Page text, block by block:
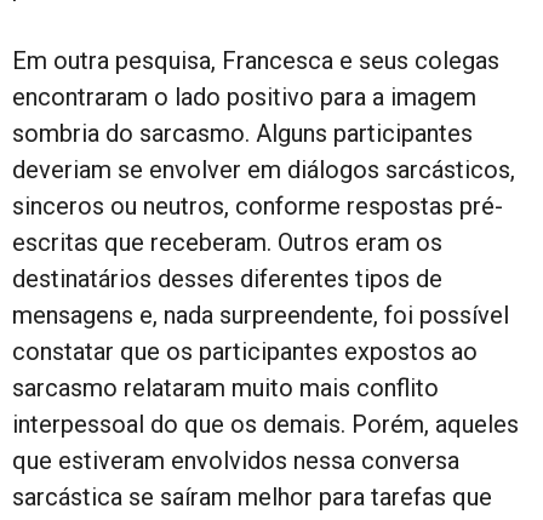
Em outra pesquisa, Francesca e seus colegas
encontraram o lado positivo para a imagem
sombria do sarcasmo. Alguns participantes
deveriam se envolver em diálogos sarcásticos,
sinceros ou neutros, conforme respostas pré-
escritas que receberam. Outros eram os
destinatários desses diferentes tipos de
mensagens e, nada surpreendente, foi possível
constatar que os participantes expostos ao
sarcasmo relataram muito mais conflito
interpessoal do que os demais. Porém, aqueles
que estiveram envolvidos nessa conversa
sarcástica se saíram melhor para tarefas que